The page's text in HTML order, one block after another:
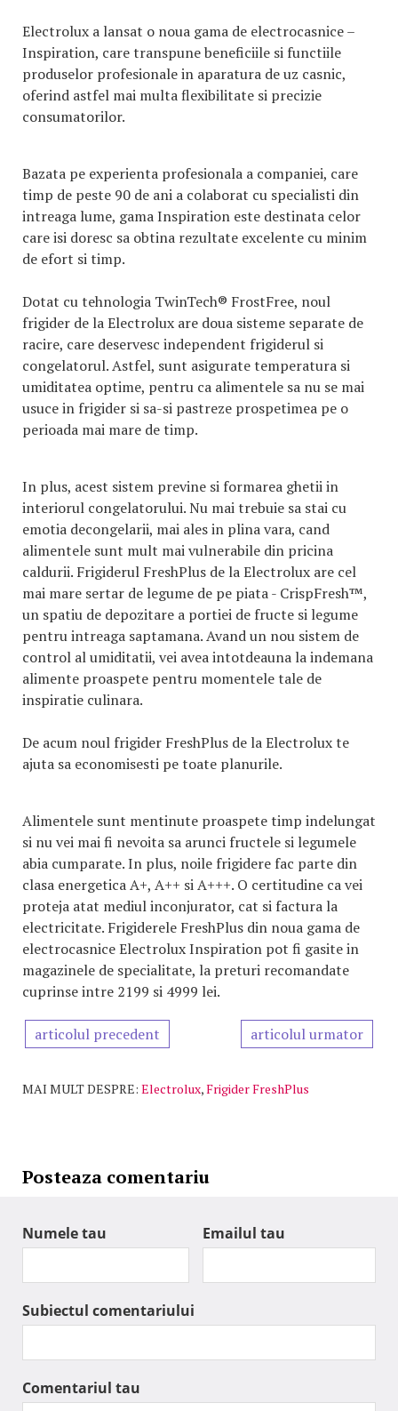
Electrolux a lansat o noua gama de electrocasnice –
Inspiration, care transpune beneficiile si functiile
produselor profesionale in aparatura de uz casnic,
oferind astfel mai multa flexibilitate si precizie
consumatorilor.
Bazata pe experienta profesionala a companiei, care
timp de peste 90 de ani a colaborat cu specialisti din
intreaga lume, gama Inspiration este destinata celor
care isi doresc sa obtina rezultate excelente cu minim
de efort si timp.
Dotat cu tehnologia TwinTech® FrostFree, noul
frigider de la Electrolux are doua sisteme separate de
racire, care deservesc independent frigiderul si
congelatorul. Astfel, sunt asigurate temperatura si
umiditatea optime, pentru ca alimentele sa nu se mai
usuce in frigider si sa-si pastreze prospetimea pe o
perioada mai mare de timp.
In plus, acest sistem previne si formarea ghetii in
interiorul congelatorului. Nu mai trebuie sa stai cu
emotia decongelarii, mai ales in plina vara, cand
alimentele sunt mult mai vulnerabile din pricina
caldurii. Frigiderul FreshPlus de la Electrolux are cel
mai mare sertar de legume de pe piata - CrispFresh™,
un spatiu de depozitare a portiei de fructe si legume
pentru intreaga saptamana. Avand un nou sistem de
control al umiditatii, vei avea intotdeauna la indemana
alimente proaspete pentru momentele tale de
inspiratie culinara.
De acum noul frigider FreshPlus de la Electrolux te
ajuta sa economisesti pe toate planurile.
Alimentele sunt mentinute proaspete timp indelungat
si nu vei mai fi nevoita sa arunci fructele si legumele
abia cumparate. In plus, noile frigidere fac parte din
clasa energetica A+, A++ si A+++. O certitudine ca vei
proteja atat mediul inconjurator, cat si factura la
electricitate. Frigiderele FreshPlus din noua gama de
electrocasnice Electrolux Inspiration pot fi gasite in
magazinele de specialitate, la preturi recomandate
cuprinse intre 2199 si 4999 lei.
articolul precedent articolul urmator
MAI MULT DESPRE: Electrolux,Frigider FreshPlus
Posteaza comentariu
Numele tau Emailul tau
Subiectul comentariului
Comentariul tau